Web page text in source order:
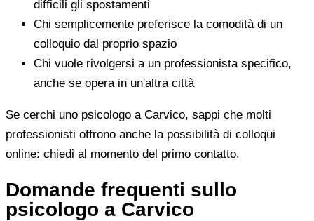
difficili gli spostamenti
Chi semplicemente preferisce la comodità di un
colloquio dal proprio spazio
Chi vuole rivolgersi a un professionista specifico,
anche se opera in un'altra città
Se cerchi uno psicologo a Carvico, sappi che molti
professionisti offrono anche la possibilità di colloqui
online: chiedi al momento del primo contatto.
Domande frequenti sullo
psicologo a Carvico